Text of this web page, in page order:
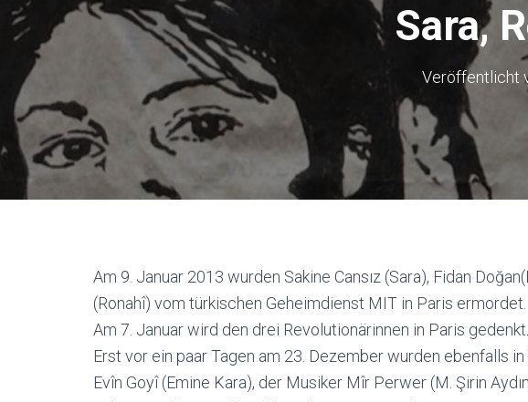
Sara,
Veröffentlicht
Am 9. Januar 2013 wurden Sakine Cansız (Sara), Fidan
(Ronahî) vom türkischen Geheimdienst MIT in Paris ermordet.
Am 7. Januar wird den drei Revolutionärinnen in Paris gedenkt.
Erst vor ein paar Tagen am 23. Dezember wurden ebenfalls
Evîn Goyî (Emine Kara), der Musiker Mîr Perwer (M. Şirin